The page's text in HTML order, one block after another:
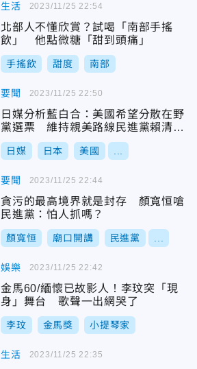
生活
北部人不懂欣賞？試喝「南部手搖
飲」 他點微糖「甜到頭痛」
手搖飲 甜度 南部
2023/11/25 22:54
要聞
日媒分析藍白合：美國希望分散在野
黨選票 維持親美路線民進黨賴清德
領先
日媒 日本 美國
2023/11/25 22:50
要聞
貪污的最高境界就是封存 顏寬恒嗆
民進黨：怕人抓嗎？
顏寬恒 廟口開講 民進黨
2023/11/25 22:44
娛樂
金馬60/緬懷已故影人！李玟突「現
身」舞台 歌聲一出網哭了
李玟 金馬獎 小提琴家
2023/11/25 22:42
生活 2023/11/25 22:35